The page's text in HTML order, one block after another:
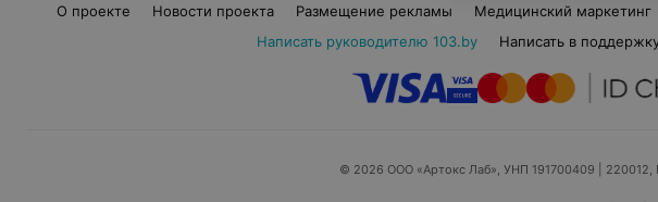
О проекте Новости проекта Размещение рекламы Медицинский маркетинг
Написать руководителю 103.by
Написать в
© 2026 ООО «Артокс Лаб», УНП 191700409 | 220012,